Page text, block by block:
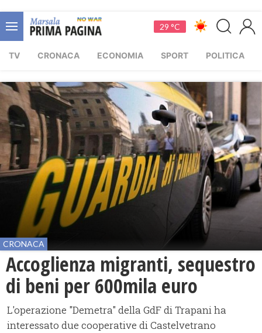
29 °C
TV CRONACA ECONOMIA SPORT POLITICA
CRONACA
Accoglienza migranti, sequestro
di beni per 600mila euro
L'operazione "Demetra" della GdF di Trapani ha
interessato due cooperative di Castelvetrano